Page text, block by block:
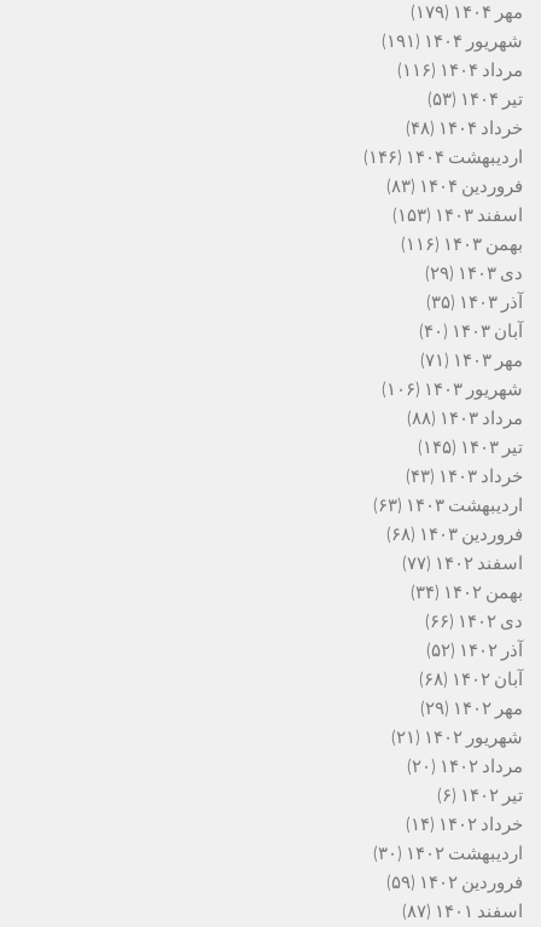
مهر ۱۴۰۴
(۱۷۹)
شهریور ۱۴۰۴
(۱۹۱)
مرداد ۱۴۰۴
(۱۱۶)
تیر ۱۴۰۴
(۵۳)
خرداد ۱۴۰۴
(۴۸)
اردیبهشت ۱۴۰۴
(۱۴۶)
فروردین ۱۴۰۴
(۸۳)
اسفند ۱۴۰۳
(۱۵۳)
بهمن ۱۴۰۳
(۱۱۶)
دی ۱۴۰۳
(۲۹)
آذر ۱۴۰۳
(۳۵)
آبان ۱۴۰۳
(۴۰)
مهر ۱۴۰۳
(۷۱)
شهریور ۱۴۰۳
(۱۰۶)
مرداد ۱۴۰۳
(۸۸)
تیر ۱۴۰۳
(۱۴۵)
خرداد ۱۴۰۳
(۴۳)
اردیبهشت ۱۴۰۳
(۶۳)
فروردین ۱۴۰۳
(۶۸)
اسفند ۱۴۰۲
(۷۷)
بهمن ۱۴۰۲
(۳۴)
دی ۱۴۰۲
(۶۶)
آذر ۱۴۰۲
(۵۲)
آبان ۱۴۰۲
(۶۸)
مهر ۱۴۰۲
(۲۹)
شهریور ۱۴۰۲
(۲۱)
مرداد ۱۴۰۲
(۲۰)
تیر ۱۴۰۲
(۶)
خرداد ۱۴۰۲
(۱۴)
اردیبهشت ۱۴۰۲
(۳۰)
فروردین ۱۴۰۲
(۵۹)
اسفند ۱۴۰۱
(۸۷)